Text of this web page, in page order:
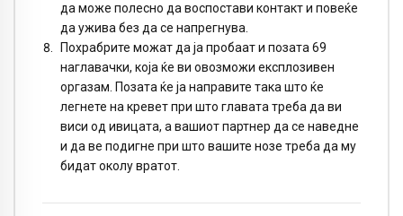
да може полесно да воспостави контакт и повеќе
да ужива без да се напрегнува.
Похрабрите можат да ја пробаат и позата 69
наглавачки, која ќе ви овозможи експлозивен
оргазам. Позата ќе ја направите така што ќе
легнете на кревет при што главата треба да ви
виси од ивицата, а вашиот партнер да се наведне
и да ве подигне при што вашите нозе треба да му
бидат околу вратот.